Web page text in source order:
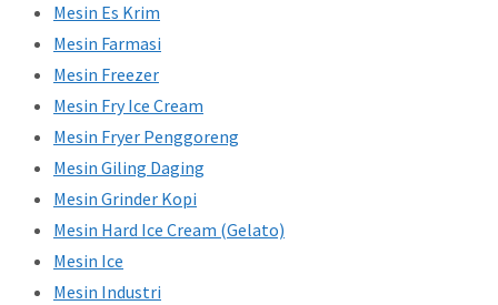
Mesin Es Krim
Mesin Farmasi
Mesin Freezer
Mesin Fry Ice Cream
Mesin Fryer Penggoreng
Mesin Giling Daging
Mesin Grinder Kopi
Mesin Hard Ice Cream (Gelato)
Mesin Ice
Mesin Industri